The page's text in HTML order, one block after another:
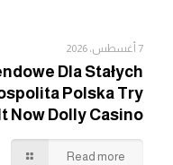
7 أغسطس، 2026
Dla Stałych
Polska Try
It Now Dolly Casino
Read more